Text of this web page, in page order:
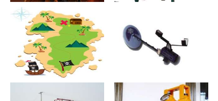
原木床怎么搭配
寻宝？寻宝2021价格和图文详
探测器？探测器2021价格和图
文详情